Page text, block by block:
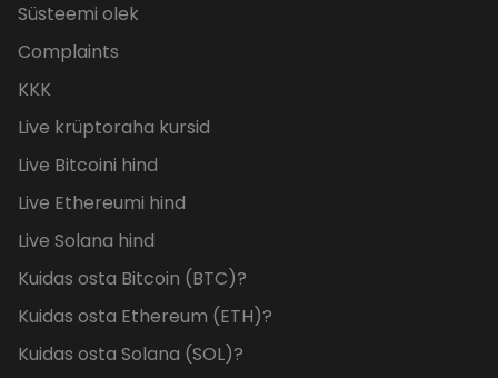
Süsteemi olek
Complaints
KKK
Live krüptoraha kursid
Live Bitcoini hind
Live Ethereumi hind
Live Solana hind
Kuidas osta Bitcoin (BTC)?
Kuidas osta Ethereum (ETH)?
Kuidas osta Solana (SOL)?